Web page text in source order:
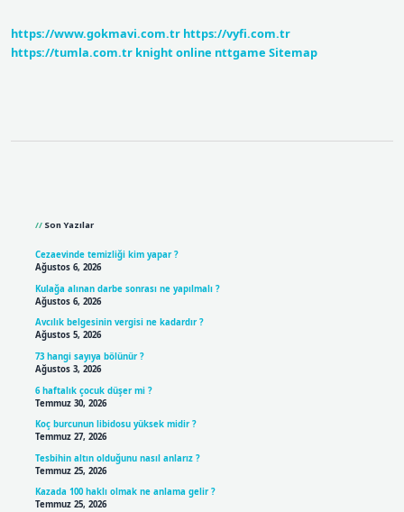
https://www.gokmavi.com.tr https://vyfi.com.tr
https://tumla.com.tr knight online nttgame Sitemap
Son Yazılar
Cezaevinde temizliği kim yapar ?
Ağustos 6, 2026
Kulağa alınan darbe sonrası ne yapılmalı ?
Ağustos 6, 2026
Avcılık belgesinin vergisi ne kadardır ?
Ağustos 5, 2026
73 hangi sayıya bölünür ?
Ağustos 3, 2026
6 haftalık çocuk düşer mi ?
Temmuz 30, 2026
Koç burcunun libidosu yüksek midir ?
Temmuz 27, 2026
Tesbihin altın olduğunu nasıl anlarız ?
Temmuz 25, 2026
Kazada 100 haklı olmak ne anlama gelir ?
Temmuz 25, 2026